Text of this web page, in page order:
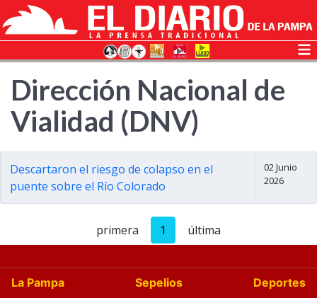
Dirección Nacional de
Vialidad (DNV)
Descartaron el riesgo de colapso en el
puente sobre el Río Colorado
02 Junio
2026
primera 1 última
La Pampa Sepelios
Deportes